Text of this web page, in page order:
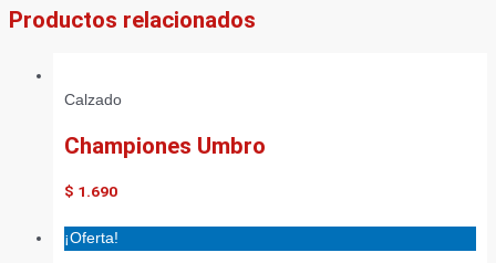
Productos relacionados
Calzado
Championes Umbro
$ 1.690
¡Oferta!